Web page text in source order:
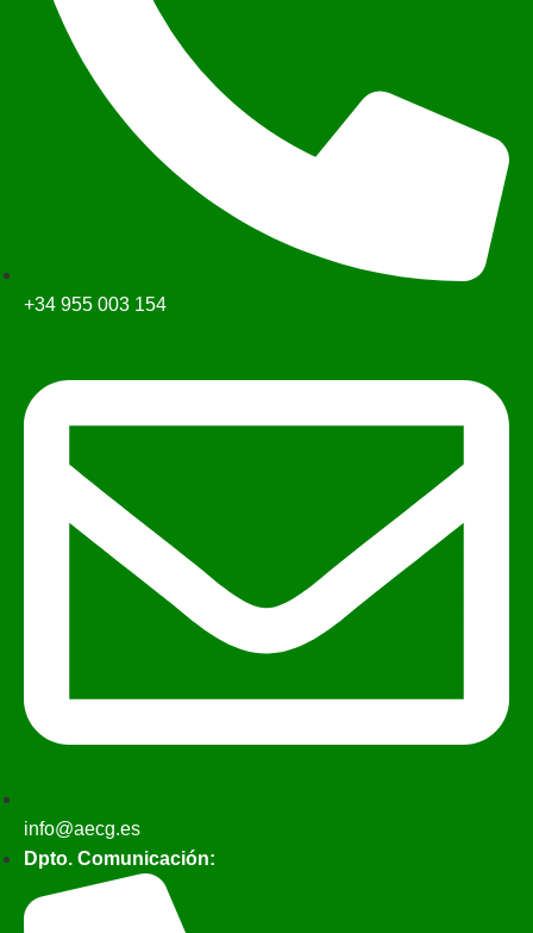
+34 955 003 154
info@aecg.es
Dpto. Comunicación: